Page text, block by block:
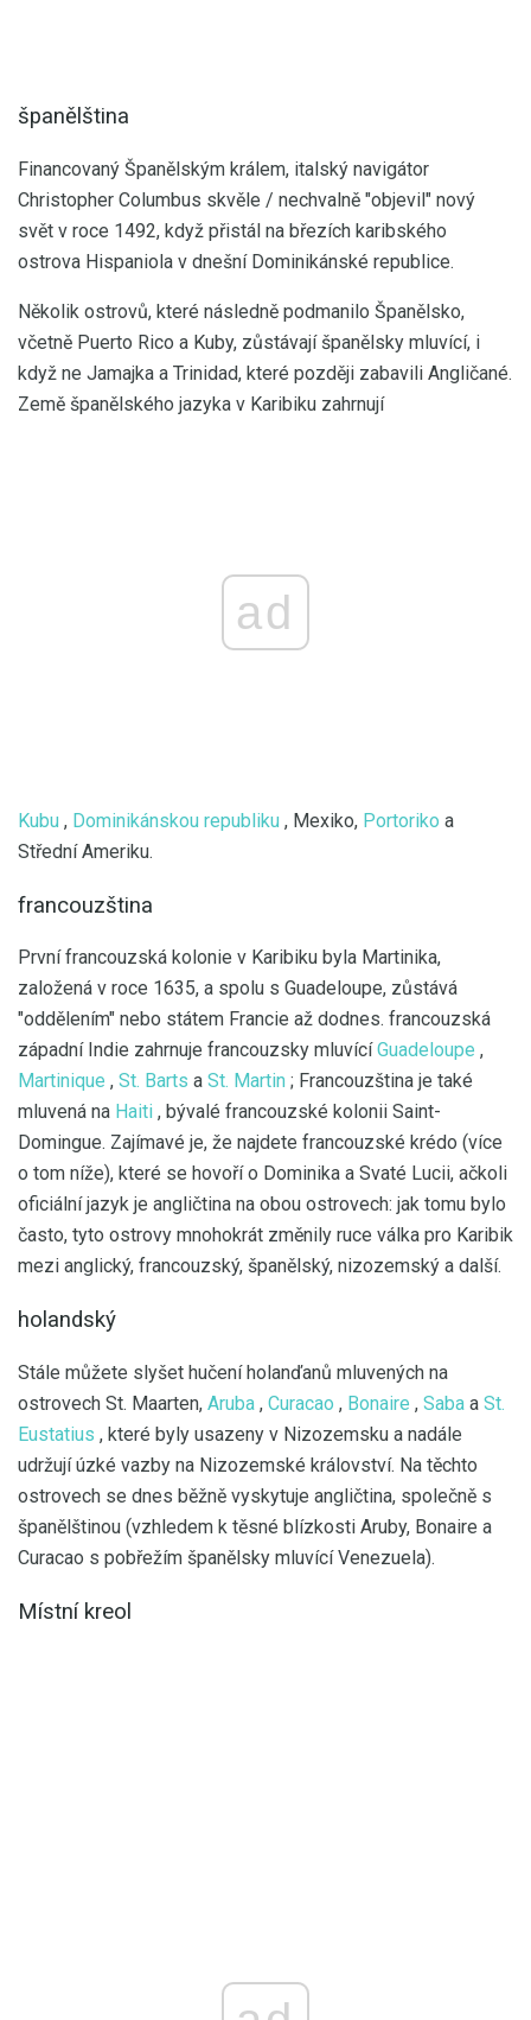
španělština
Financovaný Španělským králem, italský navigátor
Christopher Columbus skvěle / nechvalně "objevil" nový
svět v roce 1492, když přistál na březích karibského
ostrova Hispaniola v dnešní Dominikánské republice.
Několik ostrovů, které následně podmanilo Španělsko,
včetně Puerto Rico a Kuby, zůstávají španělsky mluvící, i
když ne Jamajka a Trinidad, které později zabavili Angličané.
Země španělského jazyka v Karibiku zahrnují
ad
Kubu , Dominikánskou republiku , Mexiko, Portoriko a
Střední Ameriku.
francouzština
První francouzská kolonie v Karibiku byla Martinika,
založená v roce 1635, a spolu s Guadeloupe, zůstává
"oddělením" nebo státem Francie až dodnes. francouzská
západní Indie zahrnuje francouzsky mluvícíGuadeloupe ,
Martinique , St. Barts a St. Martin ; Francouzština je také
mluvená na Haiti , bývalé francouzské kolonii Saint-
Domingue. Zajímavé je, že najdete francouzské krédo (více
o tom níže), které se hovoří o Dominika a Svaté Lucii, ačkoli
oficiální jazyk je angličtina na obou ostrovech: jak tomu bylo
často, tyto ostrovy mnohokrát změnily ruce válka pro Karibik
mezi anglický, francouzský, španělský, nizozemský a další.
holandský
Stále můžete slyšet hučení holanďanů mluvených na
ostrovech St. Maarten, Aruba , Curacao , Bonaire , Saba a St.
Eustatius , které byly usazeny v Nizozemsku a nadále
udržují úzké vazby na Nizozemské království. Na těchto
ostrovech se dnes běžně vyskytuje angličtina, společně s
španělštinou (vzhledem k těsné blízkosti Aruby, Bonaire a
Curacao s pobřežím španělsky mluvící Venezuela).
Místní kreol